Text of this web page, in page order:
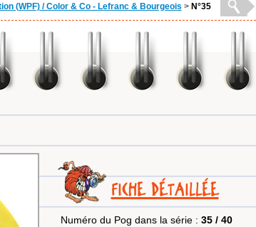
(WPF) / Color & Co - Lefranc & Bourgeois > N°35
FICHE DÉTAILLÉE
Numéro du Pog dans la série : 35 / 40